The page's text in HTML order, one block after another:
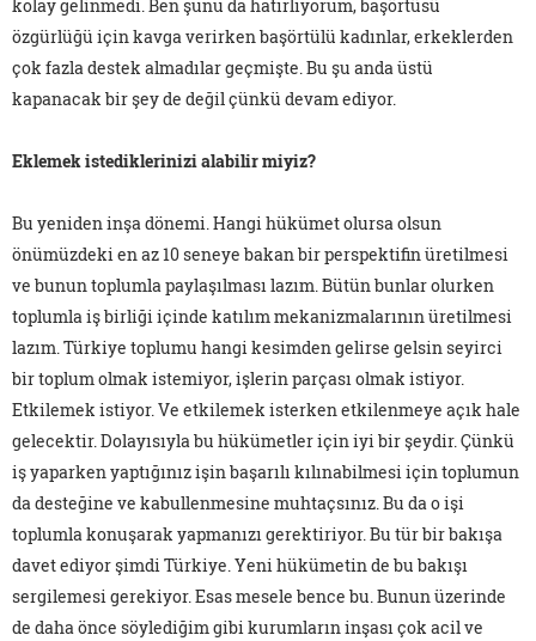
kolay gelinmedi. Ben şunu da hatırlıyorum, başörtüsü
özgürlüğü için kavga verirken başörtülü kadınlar, erkeklerden
çok fazla destek almadılar geçmişte. Bu şu anda üstü
kapanacak bir şey de değil çünkü devam ediyor.
Eklemek istediklerinizi alabilir miyiz?
Bu yeniden inşa dönemi. Hangi hükümet olursa olsun
önümüzdeki en az 10 seneye bakan bir perspektifin üretilmesi
ve bunun toplumla paylaşılması lazım. Bütün bunlar olurken
toplumla iş birliği içinde katılım mekanizmalarının üretilmesi
lazım. Türkiye toplumu hangi kesimden gelirse gelsin seyirci
bir toplum olmak istemiyor, işlerin parçası olmak istiyor.
Etkilemek istiyor. Ve etkilemek isterken etkilenmeye açık hale
gelecektir. Dolayısıyla bu hükümetler için iyi bir şeydir. Çünkü
iş yaparken yaptığınız işin başarılı kılınabilmesi için toplumun
da desteğine ve kabullenmesine muhtaçsınız. Bu da o işi
toplumla konuşarak yapmanızı gerektiriyor. Bu tür bir bakışa
davet ediyor şimdi Türkiye. Yeni hükümetin de bu bakışı
sergilemesi gerekiyor. Esas mesele bence bu. Bunun üzerinde
de daha önce söylediğim gibi kurumların inşası çok acil ve